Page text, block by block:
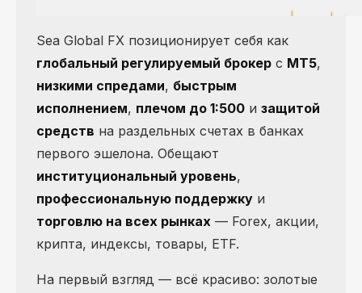
Sea Global FX позиционирует себя как
глобальный регулируемый брокер с MT5,
низкими спредами, быстрым
исполнением, плечом до 1:500 и защитой
средств на раздельных счетах в банках
первого эшелона. Обещают
институциональный уровень,
профессиональную поддержку и
торговлю на всех рынках — Forex, акции,
крипта, индексы, товары, ETF.
На первый взгляд — всё красиво: золотые